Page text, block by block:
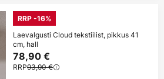
RRP -16%
Laevalgusti Cloud tekstiilist, pikkus 41
cm, hall
78,90 €
RRP93,90 €